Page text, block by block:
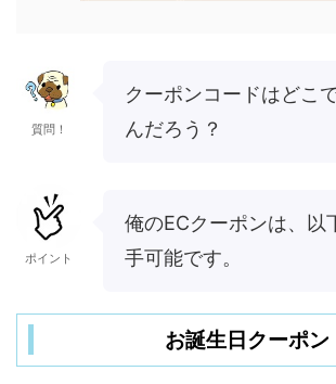
質問！
クーポンコードはどこ
んだろう？
ポイント
俺のECクーポンは、以
手可能です。
お誕生日クーポン